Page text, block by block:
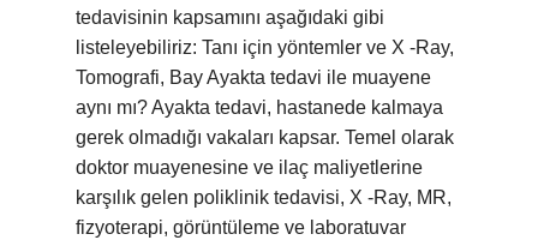
tedavisinin kapsamını aşağıdaki gibi
listeleyebiliriz: Tanı için yöntemler ve X -Ray,
Tomografi, Bay Ayakta tedavi ile muayene
aynı mı? Ayakta tedavi, hastanede kalmaya
gerek olmadığı vakaları kapsar. Temel olarak
doktor muayenesine ve ilaç maliyetlerine
karşılık gelen poliklinik tedavisi, X -Ray, MR,
fizyoterapi, görüntüleme ve laboratuvar